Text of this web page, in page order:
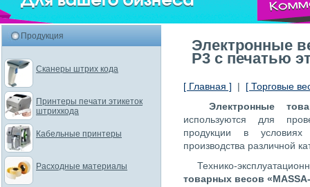
Электронные
P3 с печатью
[ Главная ] | [ Торговые
Электронные
используются для
продукции в
производства различной
Технико-
товарных весов
Продукция
Сканеры штрих кода
Принтеры печати этикеток
штрихкода
Кабельные принтеры
Расходные материалы